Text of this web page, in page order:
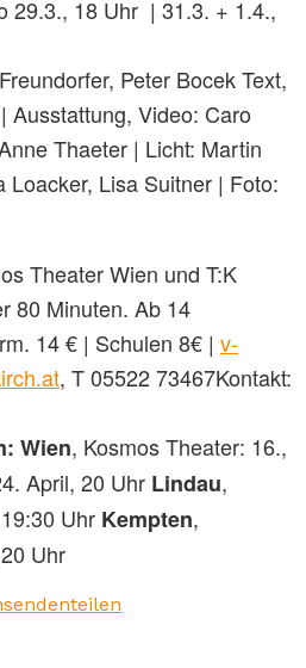
29.3., 18 Uhr | 31.3. + 1.4.,
Peter Bocek Text,
Ausstattung, Video: Caro
Thaeter | Licht: Martin
Loacker, Lisa Suitner | Foto:
Theater Wien und T:K
80 Minuten. Ab 14
14 € | Schulen 8€ | v-
, T 05522 73467Kontakt:
Wien, Kosmos Theater: 16.,
April, 20 Uhr Lindau,
Uhr Kempten,
Uhr
sendenteilen